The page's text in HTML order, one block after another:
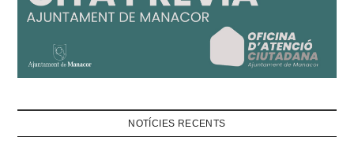
NOTÍCIES RECENTS